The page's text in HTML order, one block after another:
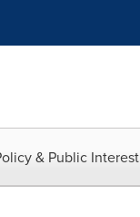
& Public Interest